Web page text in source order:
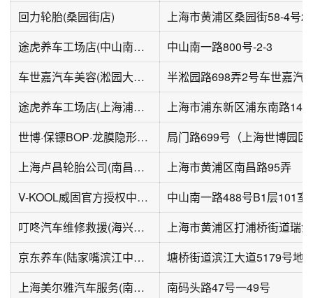
回力轮胎(桑园街店)
上海市黄浦区桑园街58-4号
途虎养车工场店(中山南一路店)
中山南一路800号-2-3
车世嘉汽车美容(淞园大厦店)
半淞园路698弄2号车世嘉汽
途虎养车工场店(上海浦东南路潍坊店)
上海市浦东新区浦东南路
世博·保镖BOP·龙膜隐形车衣·改色(黄浦店)
上海卢昌轮胎公司(南昌路店)
上海市黄浦区南昌路95弄
V-KOOL威固官方授权中心(黄浦店)
中山南一路488号B1层101室
叮咚汽车维修救援(海兴广场店)
京东养车(陆家嘴滨江中心店)
上海美尔雅汽车服务(南码头路店)
南码头路47号一49号